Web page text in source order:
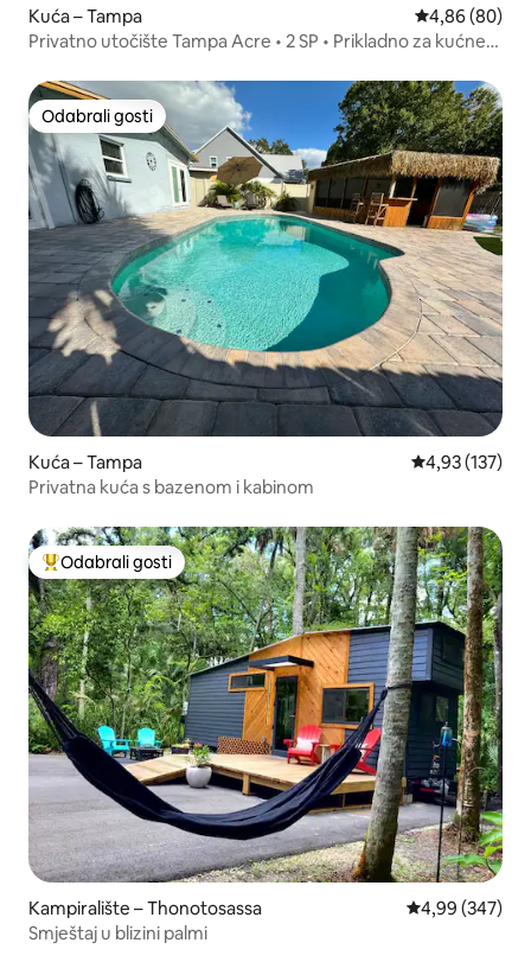
Kuća – Tampa Prosječna
4,86 (80)
Privatno utočište Tampa Acre • 2 SP • Prikladno za kućne
Odabrali gosti
Odabrali gosti
Kuća – Tampa Prosječna
4,93 (137)
Privatna kuća s bazenom i kabinom
Među najviše rangiranima s oznakom „Odabrali gosti”
Odabrali gosti
Kampiralište – Thonotosassa Prosječna
4,99 (347)
Smještaj u blizini palmi